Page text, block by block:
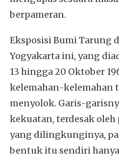
berpameran.
Eksposisi Bumi Tarung
Yogyakarta ini, yang
13 hingga 20 Oktober
kelemahan-kelemahan
menyolok. Garis-
kekuatan, terdesak
yang dilingkunginya,
bentuk itu sendiri